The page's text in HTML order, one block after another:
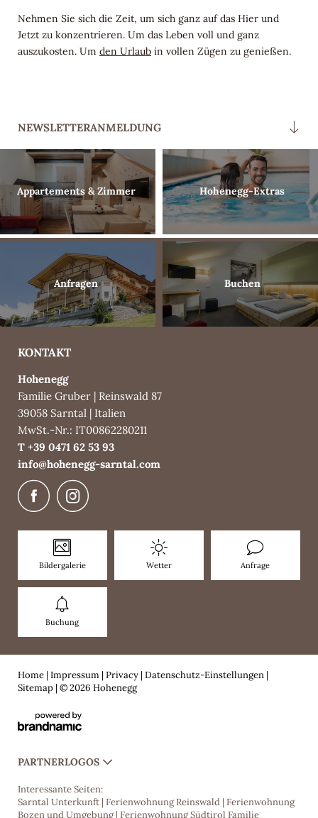
Nehmen Sie sich die Zeit, um sich ganz auf das Hier und
Jetzt zu konzentrieren. Um das Leben voll und ganz
auszukosten. Um den Urlaub in vollen Zügen zu genießen.
NEWSLETTERANMELDUNG
Appartements & Zimmer Hohenegg-Extras
Anfragen Buchen
KONTAKT
Hohenegg
Familie Gruber | Reinswald 87
39058 Sarntal | Italien
MwSt.-Nr.: IT00862280211
T +39 0471 62 53 93
info@hohenegg-sarntal.com
Bildergalerie Wetter Anfrage
Buchung
Home | Impressum | Privacy | Datenschutz-Einstellungen |
Sitemap | © 2026 Hohenegg
PARTNERLOGOS
Interessante Seiten:
Sarntal Unterkunft | Ferienwohnung Reinswald | Ferienwohnung
Bozen und Umgebung | Ferienwohnung Südtirol Familie